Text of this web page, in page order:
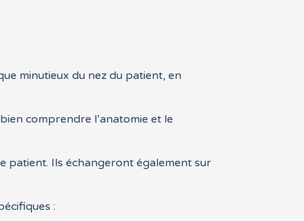
minutieux du nez du patient, en
comprendre l’anatomie et le
patient. Ils échangeront également sur
: